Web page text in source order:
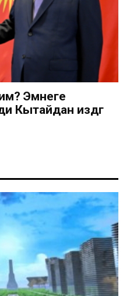
Эмнеге
издөөгө